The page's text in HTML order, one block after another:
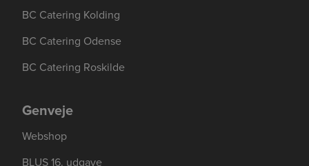
BC Catering Kolding
BC Catering Odense
BC Catering Roskilde
Genveje
Webshop
BLUS 16. udgave